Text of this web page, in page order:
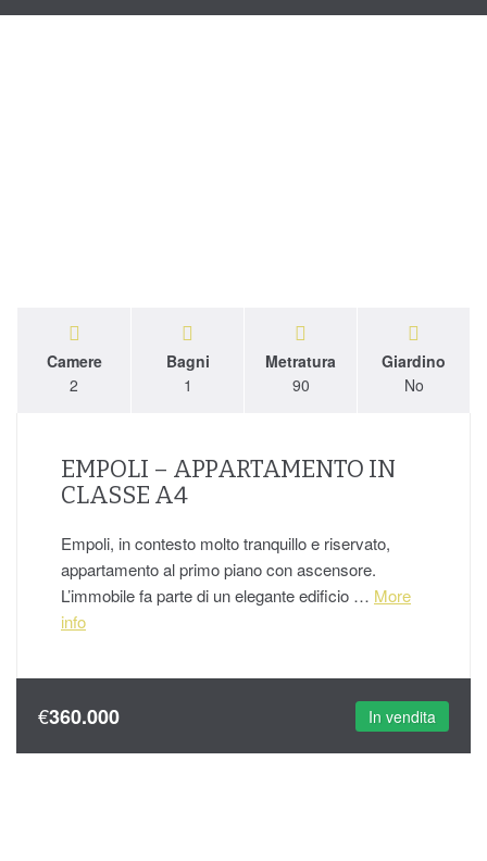
Camere
2
Bagni
1
Metratura
90
Giardino
No
EMPOLI – APPARTAMENTO IN
CLASSE A4
Empoli, in contesto molto tranquillo e riservato,
appartamento al primo piano con ascensore.
L’immobile fa parte di un elegante edificio … More
info
€360.000 In vendita